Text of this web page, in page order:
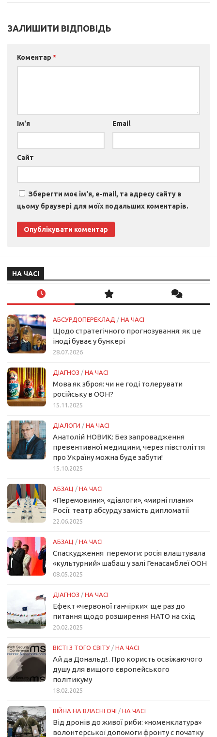
ЗАЛИШИТИ ВІДПОВІДЬ
Коментар *
Ім'я Email
Сайт
Зберегти моє ім'я, e-mail, та адресу сайту в
цьому браузері для моїх подальших коментарів.
НА ЧАСІ
АБСУРДОПЕРЕКЛАД / НА ЧАСІ
Щодо стратегічного прогнозування: як це
іноді буває у бункері
28.07.2026
ДІАГНОЗ / НА ЧАСІ
Мова як зброя: чи не годі толерувати
російську в ООН?
15.11.2025
ДІАЛОГИ / НА ЧАСІ
Анатолій НОВИК: Без запровадження
превентивної медицини, через півстоліття
про Україну можна буде забути!
15.10.2025
АБЗАЦ / НА ЧАСІ
«Перемовини», «діалоги», «мирні плани»
Росії: театр абсурду замість дипломатії
22.06.2025
АБЗАЦ / НА ЧАСІ
Спаскудження перемоги: росія влаштувала
«культурний» шабаш у залі Генасамблеї ООН
08.05.2025
ДІАГНОЗ / НА ЧАСІ
Ефект «червоної ганчірки»: ще раз до
питання щодо розширення НАТО на схід
20.02.2025
ВІСТІ З ТОГО СВІТУ / НА ЧАСІ
Ай да Дональд!.. Про користь освіжаючого
душу для вищого європейського
політикуму
18.02.2025
ВІЙНА НА ВЛАСНІ ОЧІ / НА ЧАСІ
Від дронів до живої риби: «номенклатура»
волонтерської допомоги фронту с початку